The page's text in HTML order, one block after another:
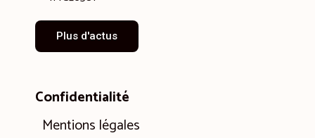
Plus d'actus
Confidentialité
Mentions légales